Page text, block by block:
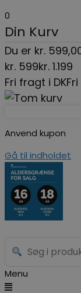
0
Din Kurv
Du er kr.
kr. 599kr. 1.199
Fri fragt i DK
Anvend kupon
Gå til indholdet
Menu